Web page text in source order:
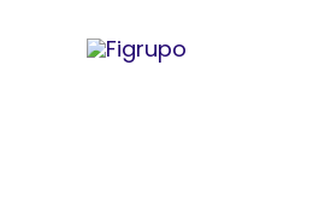
contenido